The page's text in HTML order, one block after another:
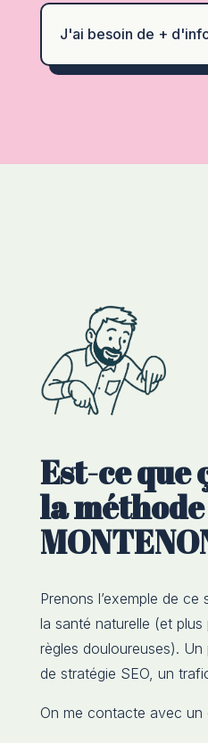
J'ai besoin de +
Est-ce que
la méthode
Prenons l’exemple de
la santé naturelle (et plus
règles douloureuses).
de stratégie SEO, un
On me contacte avec un